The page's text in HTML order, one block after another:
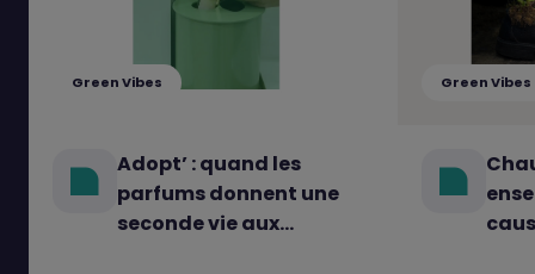
Green Vibes
Adopt’ : quand les
parfums donnent une
seconde vie aux
Green Vibes